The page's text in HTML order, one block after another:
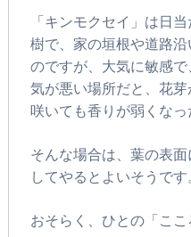
「キンモクセイ」は日
樹で、家の垣根や道路
のですが、大気に敏感
気が悪い場所だと、花
咲いても香りが弱くなっ
そんな場合は、葉の表
してやるとよいそうです
おそらく、ひとの「ここ